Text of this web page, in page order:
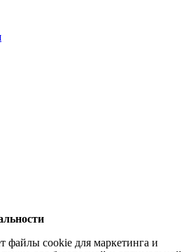
файлы cookie для маркетинга и